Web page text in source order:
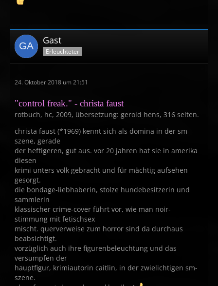
Gast
Erleuchteter
24. Oktober 2018 um 21:51
"control freak." - christa faust
rotbuch, hc, 2009, übersetzung: gerold hens, 316 seiten.
christa faust (*1969) kennt sich als domina in der sm-
szene, gerade
der heftigeren, gut aus. vor 20 jahren hat sie in amerika
diesen
krimi unters volk gebracht und für mächtig aufsehen
gesorgt.
die bondage-liebhaberin, stolze hundebesitzerin und
sammlerin
klassischer crime-cover führt vor, wie man noir-
stimmung mit fetischsex
mischt. querverweise zum horror sind da durchaus
beabsichtigt.
vorzüglich auch ihre figurenbeleuchtung und das
versumpfen der
hauptfigur, krimiautorin caitlin, in der zwielichtigen sm-
szene.